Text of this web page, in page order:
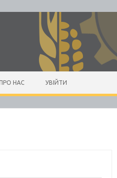
НАС УВІЙТИ